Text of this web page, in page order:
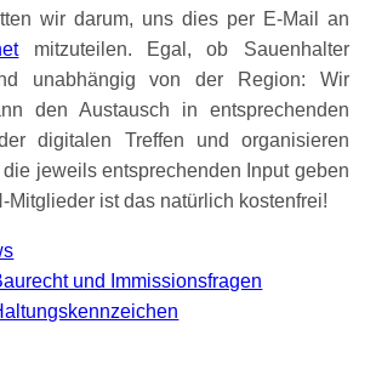
wir darum, uns dies per E-Mail an
mitzuteilen. Egal, ob Sauenhalter
unabhängig von der Region: Wir
den Austausch in entsprechenden
digitalen Treffen und organisieren
jeweils entsprechenden Input geben
Mitglieder ist das natürlich kostenfrei!
und Immissionsfragen